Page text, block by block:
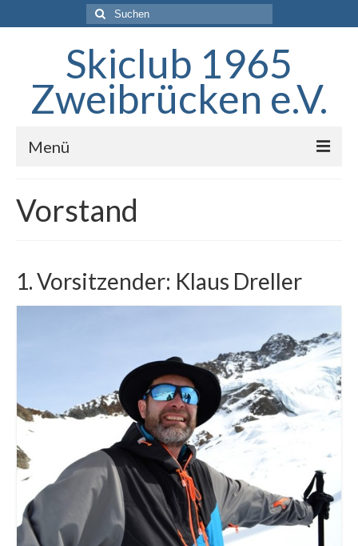
Suchen
nach:
Skiclub 1965
Zweibrücken e.V.
Menü
Der Verein
Termine
Vorstand
1. Vorsitzender: Klaus Dreller